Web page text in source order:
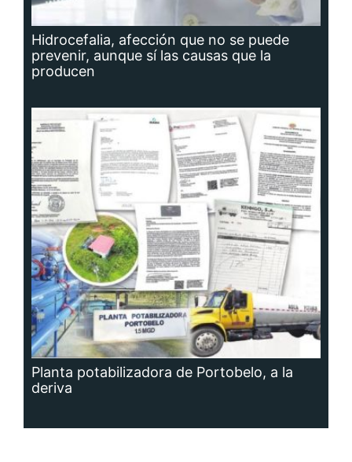
Hidrocefalia, afección que no se puede
prevenir, aunque sí las causas que la
producen
Planta potabilizadora de Portobelo, a la
deriva